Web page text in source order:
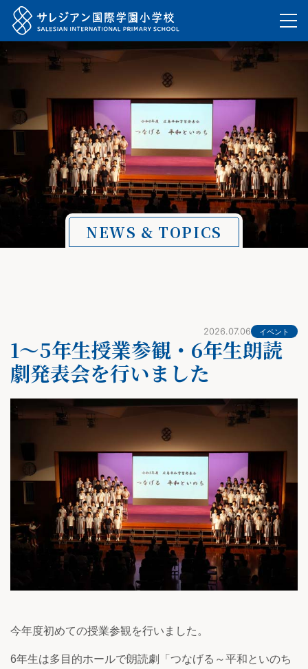
NEWS & TOPICS
2026.07.06 イベント
1～5年生授業参観・6年生朗読
劇発表会を行いました
今年度初めての授業参観を行いました。
6年生は多目的ホールで朗読劇「つなげる～平和といのち